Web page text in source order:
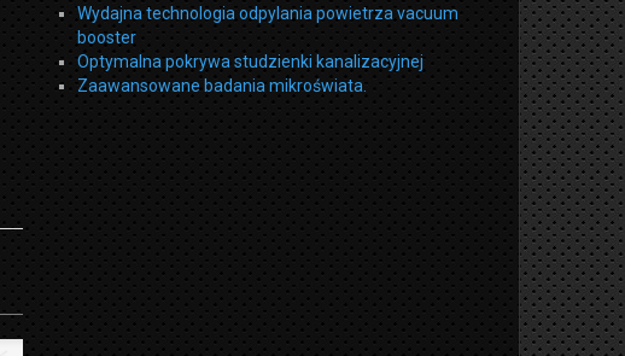
Wydajna technologia odpylania powietrza vacuum
booster
Optymalna pokrywa studzienki kanalizacyjnej
Zaawansowane badania mikroświata.